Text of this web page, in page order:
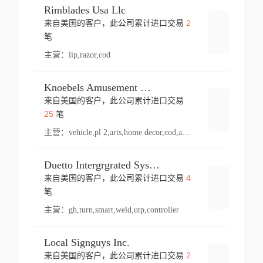
Rimblades Usa Llc
来自美国的客户，此公司累计进口交易 2
笔
主营： lip,razor,cod
Knoebels Amusement Resort
来自美国的客户，此公司累计进口交易
25笔
主营： vehicle,pl 2,arts,home decor,cod,amusement ride,sea
Duetto Intergrgrated Systems Inc.
来自美国的客户，此公司累计进口交易 4
笔
主营： gh,turn,smart,weld,utp,controller
Local Signguys Inc.
来自美国的客户，此公司累计进口交易 2